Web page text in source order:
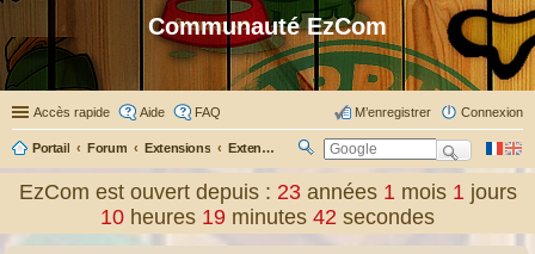
Communauté EzCom
Accès rapide Aide FAQ Connexion
M’enregistrer
Portail Forum Extensions Extensions présentées & traduites
ch
EzCom est ouvert depuis : 23 années1 mois1 jours
10 heures 19 minutes 42 secondes